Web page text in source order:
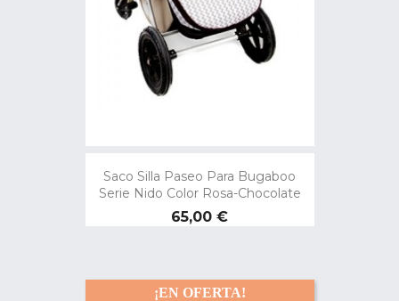
Saco Silla Paseo Para Bugaboo
Serie Nido Color Rosa-Chocolate
Precio
65,00 €
¡EN OFERTA!